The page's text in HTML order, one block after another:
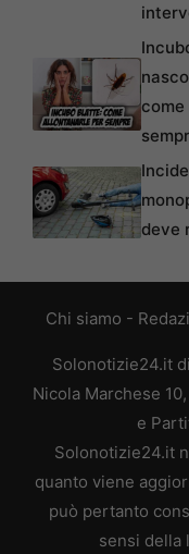
deve
Chi siamo -
Solonotizie24.it
Nicola Marchese
e
Solonotizie24.it
quanto viene
può pertanto
sensi della